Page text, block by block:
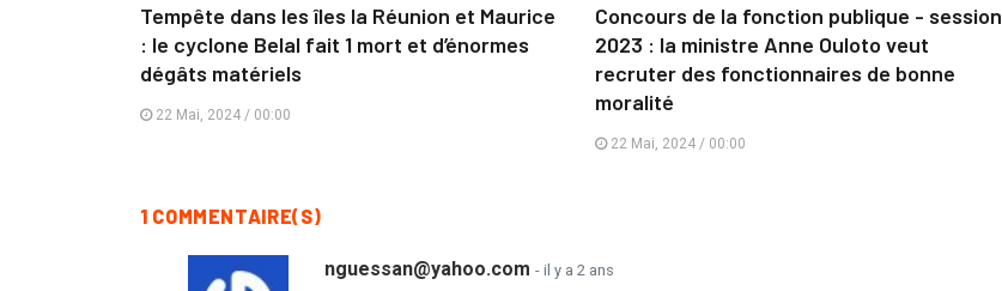
Tempête dans les îles la Réunion et Maurice
: le cyclone Belal fait 1 mort et d’énormes
dégâts matériels
22 Mai, 2024 / 00:00
Concours de la fonction publique - session
2023 : la ministre Anne Ouloto veut
recruter des fonctionnaires de bonne
moralité
22 Mai, 2024 / 00:00
1 COMMENTAIRE(S)
nguessan@yahoo.com - il y a 2 ans